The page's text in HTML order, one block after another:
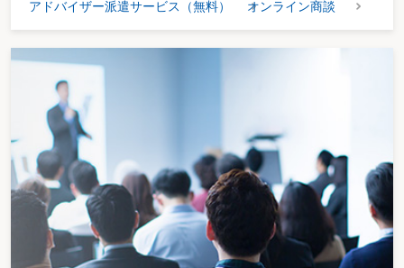
アドバイザー派遣サービス（無料） オンライン商談